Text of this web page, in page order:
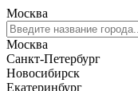
Москва
Москва
Санкт-Петербург
Новосибирск
Екатеринбург